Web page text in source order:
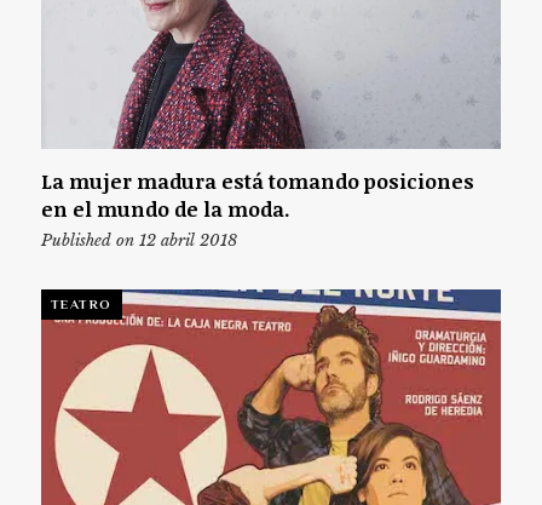
La mujer madura está tomando posiciones
en el mundo de la moda.
Published on 12 abril 2018
TEATRO